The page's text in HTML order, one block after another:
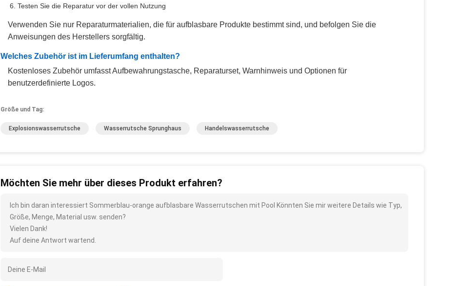
Testen Sie die Reparatur vor der vollen Nutzung
Verwenden Sie nur Reparaturmaterialien, die für aufblasbare Produkte bestimmt sind, und befolgen Sie die
Anweisungen des Herstellers sorgfältig.
Welches Zubehör ist im Lieferumfang enthalten?
Kostenloses Zubehör umfasst Aufbewahrungstasche, Reparaturset, Warnhinweis und Optionen für
benutzerdefinierte Logos.
Größe und Tag:
Explosionswasserrutsche Wasserrutsche Sprunghaus Handelswasserrutsche
Möchten Sie mehr über dieses Produkt erfahren?
Ich bin daran interessiert Sommerblau-orange aufblasbare Wasserrutschen mit Pool Könnten Sie mir weitere Details wie Typ,
Größe, Menge, Material usw. senden?
Vielen Dank!
Auf deine Antwort wartend.